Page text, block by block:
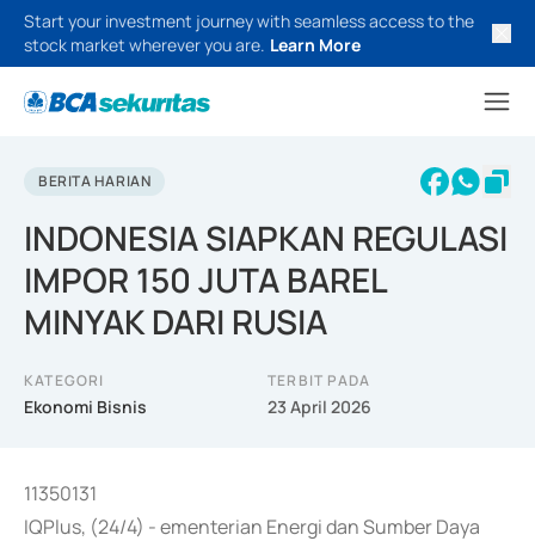
Start your investment journey with seamless access to the
stock market wherever you are. Learn More
BERITA HARIAN
INDONESIA SIAPKAN REGULASI
IMPOR 150 JUTA BAREL
MINYAK DARI RUSIA
KATEGORI
Ekonomi Bisnis
TERBIT PADA
23 April 2026
11350131
IQPlus, (24/4) - ementerian Energi dan Sumber Daya